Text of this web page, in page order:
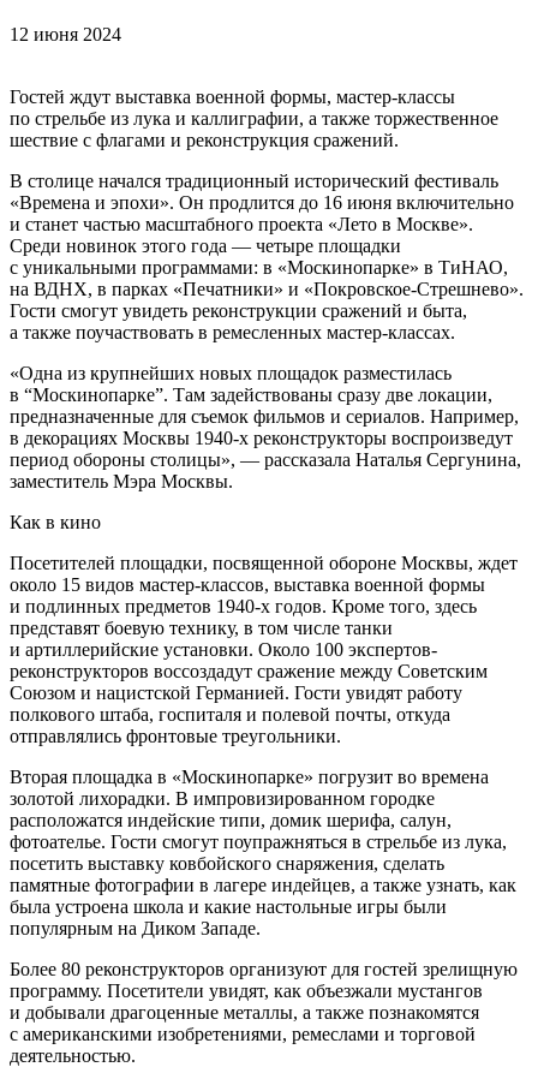
12 июня 2024
Гостей ждут выставка военной формы, мастер-классы
по стрельбе из лука и каллиграфии, а также торжественное
шествие с флагами и реконструкция сражений.
В столице начался традиционный исторический фестиваль
«Времена и эпохи». Он продлится до 16 июня включительно
и станет частью масштабного проекта «Лето в Москве».
Среди новинок этого года — четыре площадки
с уникальными программами: в «Москинопарке» в ТиНАО,
на ВДНХ, в парках «Печатники» и «Покровское-Стрешнево».
Гости смогут увидеть реконструкции сражений и быта,
а также поучаствовать в ремесленных мастер-классах.
«Одна из крупнейших новых площадок разместилась
в “Москинопарке”. Там задействованы сразу две локации,
предназначенные для съемок фильмов и сериалов. Например,
в декорациях Москвы 1940-х реконструкторы воспроизведут
период обороны столицы», — рассказала Наталья Сергунина,
заместитель Мэра Москвы.
Как в кино
Посетителей площадки, посвященной обороне Москвы, ждет
около 15 видов мастер-классов, выставка военной формы
и подлинных предметов 1940-х годов. Кроме того, здесь
представят боевую технику, в том числе танки
и артиллерийские установки. Около 100 экспертов-
реконструкторов воссоздадут сражение между Советским
Союзом и нацистской Германией. Гости увидят работу
полкового штаба, госпиталя и полевой почты, откуда
отправлялись фронтовые треугольники.
Вторая площадка в «Москинопарке» погрузит во времена
золотой лихорадки. В импровизированном городке
расположатся индейские типи, домик шерифа, салун,
фотоателье. Гости смогут поупражняться в стрельбе из лука,
посетить выставку ковбойского снаряжения, сделать
памятные фотографии в лагере индейцев, а также узнать, как
была устроена школа и какие настольные игры были
популярным на Диком Западе.
Более 80 реконструкторов организуют для гостей зрелищную
программу. Посетители увидят, как объезжали мустангов
и добывали драгоценные металлы, а также познакомятся
с американскими изобретениями, ремеслами и торговой
деятельностью.